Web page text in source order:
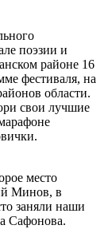
поэзии и
районе 16
фестиваля, на
области.
свои лучшие
место
Минов, в
заняли наши
Сафонова.